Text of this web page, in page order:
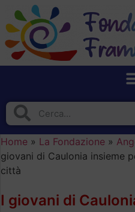
Home » La Fondazione »
giovani di Caulonia insieme
città
I giovani di